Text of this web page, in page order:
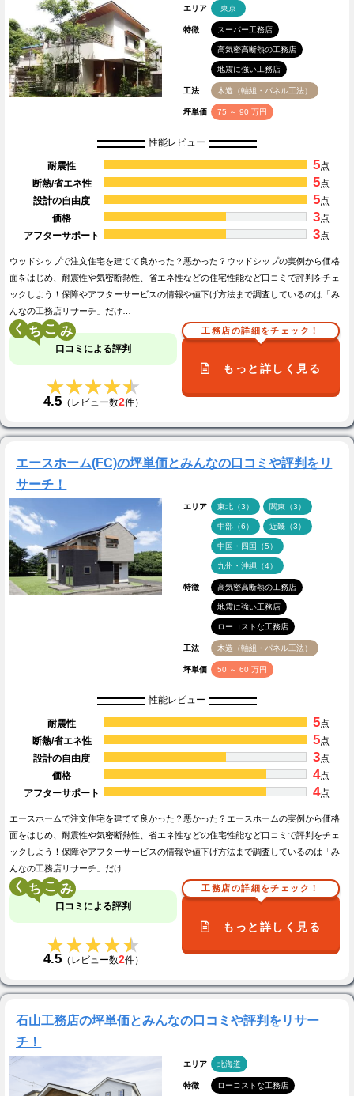
エリア 東京
特徴 スーパー工務店
高気密高断熱の工務店
地震に強い工務店
工法 木造（軸組・パネル工法）
坪単価 75 ～ 90 万円
性能レビュー
耐震性 5点
断熱/省エネ性
5点
設計の自由度
5点
価格
3点
アフターサポート
3点
ウッドシップで注文住宅を建てて良かった？悪かった？ウッドシップの実例から価格
面をはじめ、耐震性や気密断熱性、省エネ性などの住宅性能など口コミで評判をチェ
ックしよう！保障やアフターサービスの情報や値下げ方法まで調査しているのは「み
んなの工務店リサーチ」だけ…
く こ
口コミによる評判
★★★★★
★★★★★
4.5（レビュー数2件）
工務店の詳細をチェック！
もっと詳しく見る
エースホーム(FC)の坪単価とみんなの口コミや評判をリ
サーチ！
エリア 東北（3） 関東（3）
中部（6） 近畿（3）
中国・四国（5）
九州・沖縄（4）
特徴 高気密高断熱の工務店
地震に強い工務店
ローコストな工務店
工法 木造（軸組・パネル工法）
坪単価 50 ～ 60 万円
性能レビュー
耐震性 5点
断熱/省エネ性
5点
設計の自由度
3点
価格
4点
アフターサポート
4点
エースホームで注文住宅を建てて良かった？悪かった？エースホームの実例から価格
面をはじめ、耐震性や気密断熱性、省エネ性などの住宅性能など口コミで評判をチェ
ックしよう！保障やアフターサービスの情報や値下げ方法まで調査しているのは「み
んなの工務店リサーチ」だけ…
く こ
口コミによる評判
★★★★★
★★★★★
4.5（レビュー数2件）
工務店の詳細をチェック！
もっと詳しく見る
石山工務店の坪単価とみんなの口コミや評判をリサー
チ！
エリア 北海道
特徴 ローコストな工務店